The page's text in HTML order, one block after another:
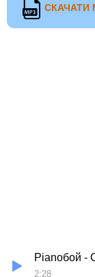
СКАЧАТИ
Pianoбой -
2:28